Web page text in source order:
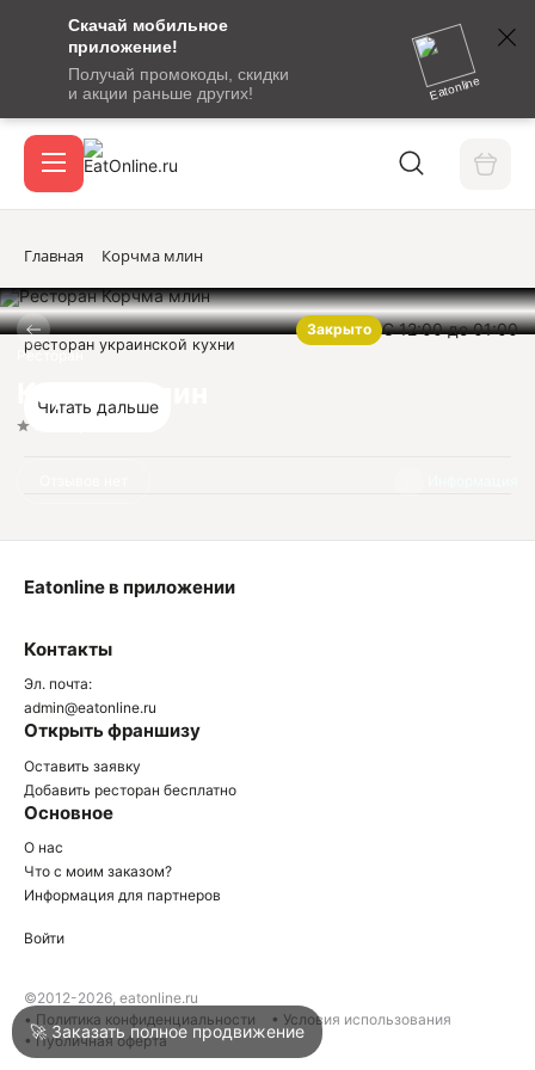
Скачай мобильное
приложение!
Получай промокоды, скидки
и акции раньше других!
Eatonline
сообщение
кодом
подтверждения
Вход / регистрация
Акции
Войти
Написать в техподдержку
Главная Корчма млин
Закрыто С 12:00 до 01:00
Ресторан
Корчма млин
ресторан украинской кухни
Читать дальше
Контакты
Эл. почта:
admin@eatonline.ru
Открыть франшизу
Оставить заявку
Добавить ресторан бесплатно
Основное
О нас
Что с моим заказом?
Информация для партнеров
Eatonline в приложении
Войти
©2012-2026, eatonline.ru
• Политика конфиденциальности
• Условия использования
• Публичная оферта
🚀 Заказать полное продвижение